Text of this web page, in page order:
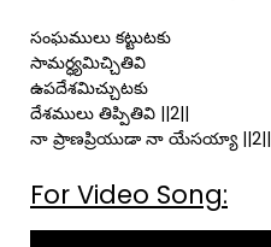
సంఘములు కట్టుటకు
సామర్ధ్యమిచ్చితివి
ఉపదేశమిచ్చుటకు
దేశములు తిప్పితివి ||2||
నా ప్రాణప్రియుడా నా యేసయ్యా
For Video Song: